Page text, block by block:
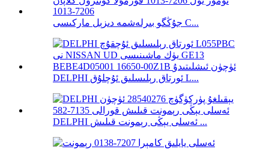
جۇڭگو بىرلەشمە دىزېل ماركىسى C...
DELPHI ئورتاق رېلىسلىق ئۇچلۇق L...
DELPHI ئەسلى يېڭى رېمونت قىلىش ...